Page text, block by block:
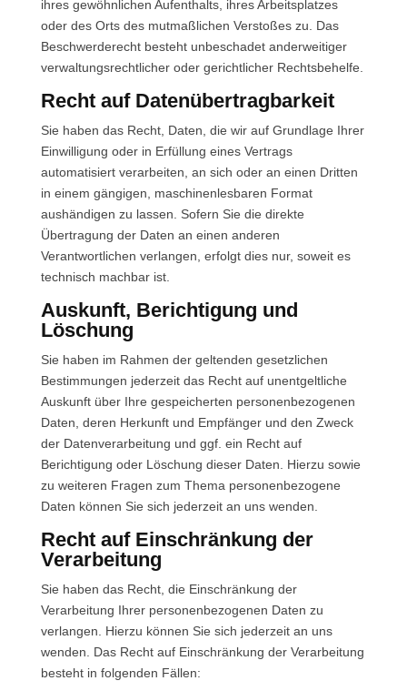
ihres gewöhnlichen Aufenthalts, ihres Arbeitsplatzes
oder des Orts des mutmaßlichen Verstoßes zu. Das
Beschwerderecht besteht unbeschadet anderweitiger
verwaltungsrechtlicher oder gerichtlicher Rechtsbehelfe.
Recht auf Daten­übertrag­barkeit
Sie haben das Recht, Daten, die wir auf Grundlage Ihrer
Einwilligung oder in Erfüllung eines Vertrags
automatisiert verarbeiten, an sich oder an einen Dritten
in einem gängigen, maschinenlesbaren Format
aushändigen zu lassen. Sofern Sie die direkte
Übertragung der Daten an einen anderen
Verantwortlichen verlangen, erfolgt dies nur, soweit es
technisch machbar ist.
Auskunft, Berichtigung und
Löschung
Sie haben im Rahmen der geltenden gesetzlichen
Bestimmungen jederzeit das Recht auf unentgeltliche
Auskunft über Ihre gespeicherten personenbezogenen
Daten, deren Herkunft und Empfänger und den Zweck
der Datenverarbeitung und ggf. ein Recht auf
Berichtigung oder Löschung dieser Daten. Hierzu sowie
zu weiteren Fragen zum Thema personenbezogene
Daten können Sie sich jederzeit an uns wenden.
Recht auf Einschränkung der
Verarbeitung
Sie haben das Recht, die Einschränkung der
Verarbeitung Ihrer personenbezogenen Daten zu
verlangen. Hierzu können Sie sich jederzeit an uns
wenden. Das Recht auf Einschränkung der Verarbeitung
besteht in folgenden Fällen: